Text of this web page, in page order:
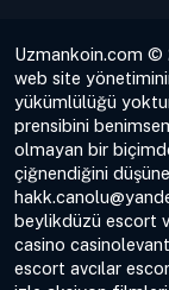
Uzmankoin.com ©
web site
yükümlülüğü
prensibini
olmayan bir biçimde
çiğnendiğini
beylikdüzü escort
casino casinolevant
escort avcılar